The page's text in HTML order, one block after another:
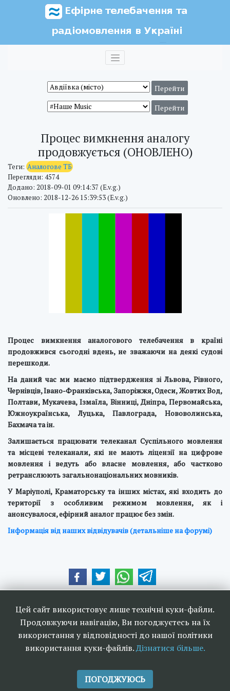
Процес вимкнення аналогу
продовжується (ОНОВЛЕНО)
Теги: Аналогове ТБ
Перегляди: 4574
Додано: 2018-09-01 09:14:37 (E.v.g.)
Оновлено: 2018-12-26 15:39:53 (E.v.g.)
Процес вимкнення аналогового телебачення в країні
продовжився сьогодні вдень, не зважаючи на деякі судові
перешкоди.
На даний час ми маємо підтвердження зі Львова, Рівного,
Чернівців, Івано-Франківська, Запоріжжя, Одеси, Жовтих Вод,
Полтави, Мукачева, Ізмаїла, Вінниці, Дніпра, Первомайська,
Южноукраїнська, Луцька, Павлограда, Нововолинська,
Бахмача та ін.
Залишається працювати телеканал Суспільного мовлення
та місцеві телеканали, які не мають ліцензії на цифрове
мовлення і ведуть або власне мовлення, або частково
ретранслюють загальнонаціональних мовників.
У Маріуполі, Краматорську та інших містах, які входить до
території з особливим режимом мовлення, як і
анонсувалося, ефірний аналог працює без змін.
Інформація від наших відвідувачів (детальніше на форумі)
Цей сайт використовує лише технічні куки-файли.
Продовжуючи навігацію, Ви погоджуєтесь на їх
використання у відповідності до нашої політики
використання куки-файлів.Дізнатися більше.
ПОГОДЖУЮСЬ
радіомовлення в Україні 2006-